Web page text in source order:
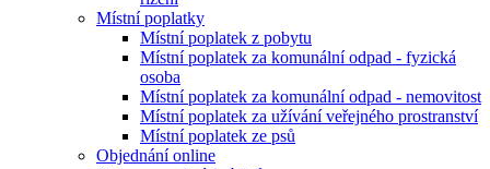
Místní poplatky
Místní poplatek z pobytu
Místní poplatek za komunální odpad - fyzická
osoba
Místní poplatek za komunální odpad - nemovitost
Místní poplatek za užívání veřejného prostranství
Místní poplatek ze psů
Objednání online